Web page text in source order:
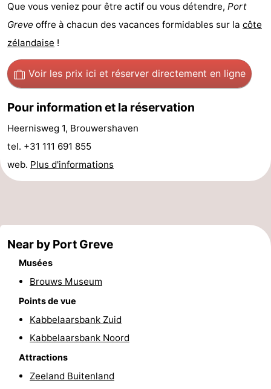
de
jeux
Aires
de
jeux
intérieures
-
Bowling
-
Parcours
de
mini-
golf
Centres
de
bien-
être
Villages
&
villes
Nature
Visites
Piscines
-
Faire
vélo
Randonnée
Équitation
Surfen
Que vous veniez pour être actif ou vous détendre, Port
Greve offre à chacun des vacances formidables sur la côte
zélandaise !
Voir les prix ici et réserver directement en ligne
Pour information et la réservation
Heernisweg 1, Brouwershaven
tel. +31 111 691 855
web. Plus d'informations
Near by Port Greve
Musées
Brouws Museum
Points de vue
Kabbelaarsbank Zuid
Kabbelaarsbank Noord
Attractions
Zeeland Buitenland